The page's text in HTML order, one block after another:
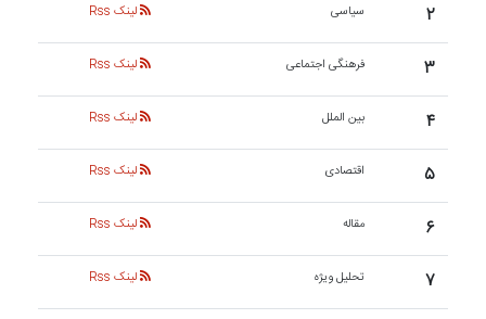
۲ سیاسی لینک Rss
۳ فرهنگی اجتماعی لینک Rss
۴ بین الملل لینک Rss
۵ اقتصادی لینک Rss
۶ مقاله لینک Rss
۷ تحلیل ویژه لینک Rss